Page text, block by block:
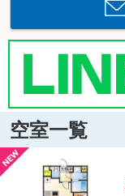
空室一覧